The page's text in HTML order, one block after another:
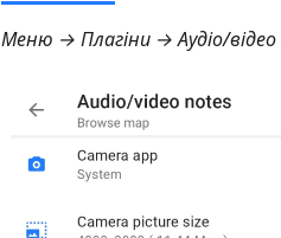
Меню → Плагіни → Аудіо/